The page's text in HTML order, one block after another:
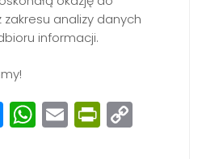
analizy danych
informacji.
Messenger
WhatsApp
Email